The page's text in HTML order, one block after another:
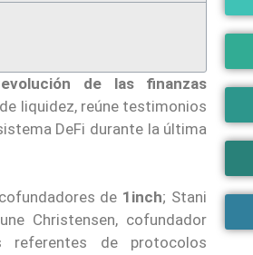
de las finanzas
liquidez, reúne testimonios
DeFi durante la última
de 1inch; Stani
Christensen, cofundador
de protocolos